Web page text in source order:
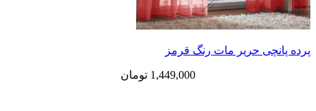
پرده پانچی حریر مات رنگ قرمز
1,449,000 تومان